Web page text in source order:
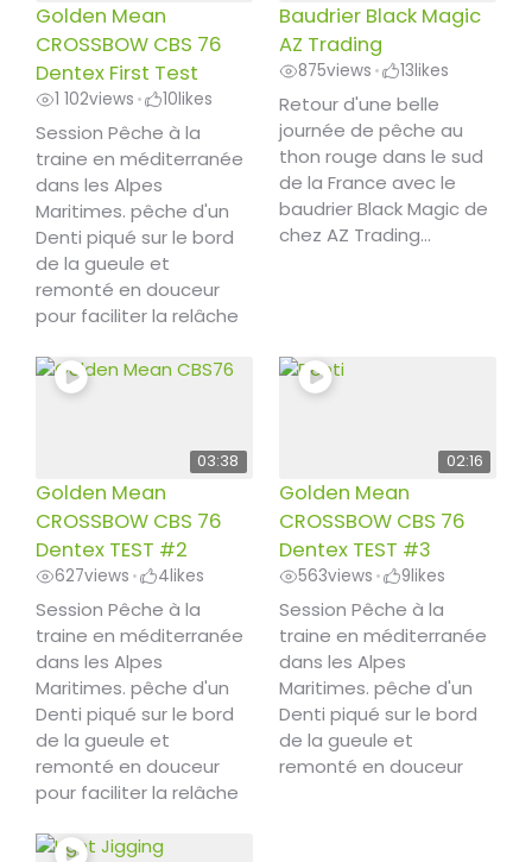
Golden Mean
CROSSBOW CBS 76
Dentex First Test
1 102views • 10likes
Session Pêche à la
traine en méditerranée
dans les Alpes
Maritimes. pêche d'un
Denti piqué sur le bord
de la gueule et
remonté en douceur
pour faciliter la relâche
Baudrier Black Magic
AZ Trading
875views • 13likes
Retour d'une belle
journée de pêche au
thon rouge dans le sud
de la France avec le
baudrier Black Magic de
chez AZ Trading...
03:38
Golden Mean
CROSSBOW CBS 76
Dentex TEST #2
627views • 4likes
Session Pêche à la
traine en méditerranée
dans les Alpes
Maritimes. pêche d'un
Denti piqué sur le bord
de la gueule et
remonté en douceur
pour faciliter la relâche
02:16
Golden Mean
CROSSBOW CBS 76
Dentex TEST #3
563views • 9likes
Session Pêche à la
traine en méditerranée
dans les Alpes
Maritimes. pêche d'un
Denti piqué sur le bord
de la gueule et
remonté en douceur